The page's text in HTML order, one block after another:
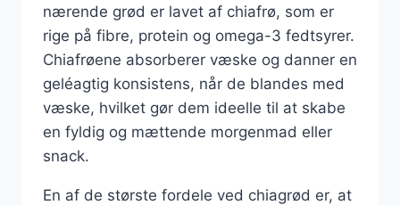
nærende grød er lavet af chiafrø, som er
rige på fibre, protein og omega-3 fedtsyrer.
Chiafrøene absorberer væske og danner en
geléagtig konsistens, når de blandes med
væske, hvilket gør dem ideelle til at skabe
en fyldig og mættende morgenmad eller
snack.
En af de største fordele ved chiagrød er, at